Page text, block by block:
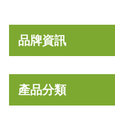
品牌資訊
產品分類